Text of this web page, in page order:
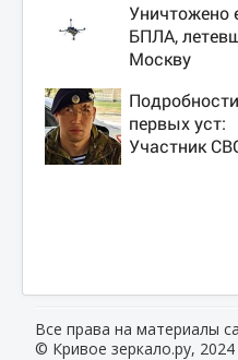
Уничтожено
БПЛА,
Москву
первых уст:
Участник
Все права на материалы
© Кривое зеркало.ру,